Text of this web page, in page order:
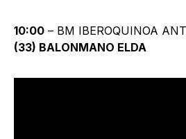
10:00 – BM IBEROQUINOA
(33) BALONMANO ELDA